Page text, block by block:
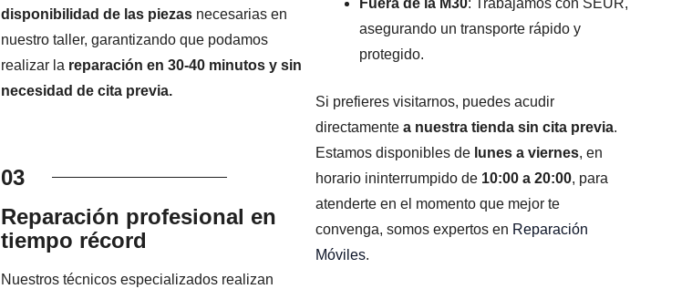
disponibilidad de las piezasnecesarias en
nuestro taller, garantizando que podamos
realizar la reparación en 30-40 minutos y sin
necesidad de cita previa.
03
Reparación profesional en
tiempo récord
Nuestros técnicos especializados realizan
Fuera de la M30: Trabajamos con SEUR,
asegurando un transporte rápido y
protegido.
Si prefieres visitarnos, puedes acudir
directamentea nuestra tienda sin cita previa.
Estamos disponibles de lunes a viernes, en
horario ininterrumpido de 10:00 a 20:00, para
atenderte en el momento que mejor te
convenga, somos expertos en Reparación
Móviles.